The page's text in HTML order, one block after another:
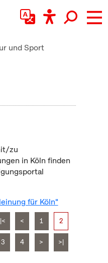
und Sport
zu
in Köln finden
für Köln"
|< < 1 2
3 4 > >|